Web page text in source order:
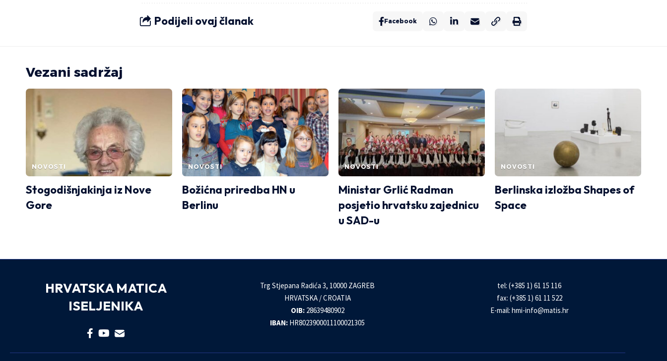
Podijeli ovaj članak Facebook
Vezani sadržaj
NOVOSTI
Stogodišnjakinja iz Nove
Gore
NOVOSTI
Božićna priredba HN u
Berlinu
NOVOSTI
Ministar Grlić Radman
posjetio hrvatsku zajednicu
u SAD-u
NOVOSTI
Berlinska izložba Shapes of
Space
HRVATSKA MATICA
ISELJENIKA
Trg Stjepana Radića 3, 10000 ZAGREB
HRVATSKA / CROATIA
OIB:28639480902
IBAN: HR8023900011100021305
tel: (+385 1) 61 15 116
fax: (+385 1) 61 11 522
E-mail: hmi-info@matis.hr